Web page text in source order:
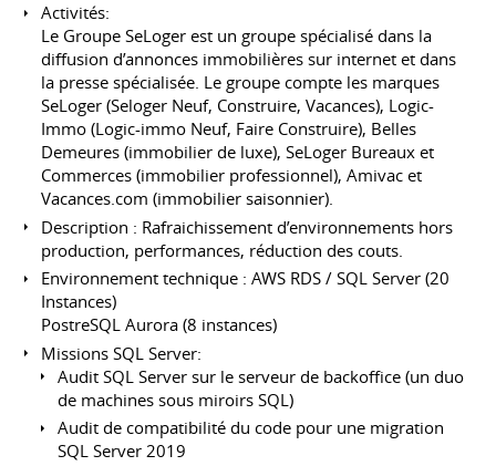
Activités:
Le Groupe SeLoger est un groupe spécialisé dans la
diffusion d’annonces immobilières sur internet et dans
la presse spécialisée. Le groupe compte les marques
SeLoger (Seloger Neuf, Construire, Vacances), Logic-
Immo (Logic-immo Neuf, Faire Construire), Belles
Demeures (immobilier de luxe), SeLoger Bureaux et
Commerces (immobilier professionnel), Amivac et
Vacances.com (immobilier saisonnier).
Description : Rafraichissement d’environnements hors
production, performances, réduction des couts.
Environnement technique : AWS RDS / SQL Server (20
Instances)
PostreSQL Aurora (8 instances)
Missions SQL Server:
Audit SQL Server sur le serveur de backoffice (un duo
de machines sous miroirs SQL)
Audit de compatibilité du code pour une migration
SQL Server 2019